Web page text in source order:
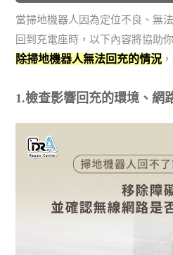
當掃地機器人因為定位不良、無
回到充電座時，以下內容將協助
除掃地機器人無法回充的情況
1.檢查影響回充的環境、網